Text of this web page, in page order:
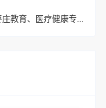
上海市枣庄教育、医疗健康专业委员会成立大会圆满举行